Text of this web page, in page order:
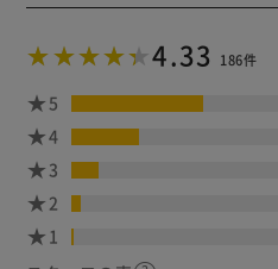
4.33 186件
5
4
3
2
1